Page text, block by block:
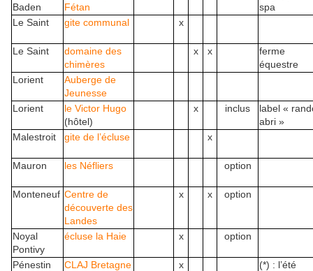
Baden
Fétan
spa
Le Saint
gite communal x
Le Saint
domaine des
chimères
x x
ferme
équestre
Lorient
Auberge de
Jeunesse
Lorient
le Victor Hugo
(hôtel)
x inclus
label «
abri »
Malestroit
gite de l’écluse x
Mauron les Néfliers option
Monteneuf Centre de
découverte des
Landes
x x option
Noyal
Pontivy
écluse la Haie x option
Pénestin CLAJ Bretagne
x
(*) : l’été